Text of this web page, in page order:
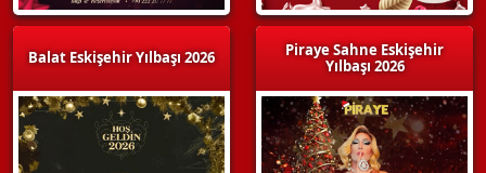
Balat Eskişehir Yılbaşı 2026
Piraye Sahne Eskişehir
Yılbaşı 2026